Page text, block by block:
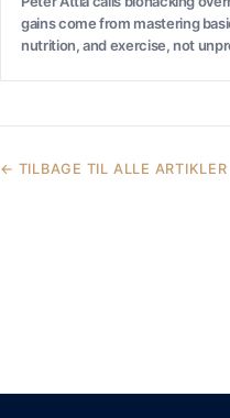
gains come from mastering
nutrition, and exercise, not
← TILBAGE TIL ALLE ARTIKLER